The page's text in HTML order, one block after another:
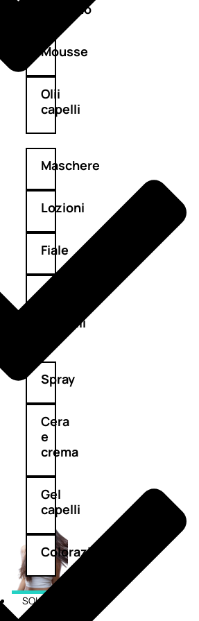
Balsamo
Mousse
Olii
capelli
Maschere
Lozioni
Fiale
Sieri
cristalli
Spray
Cera
e
crema
Gel
capelli
Colorazione
SOLARI